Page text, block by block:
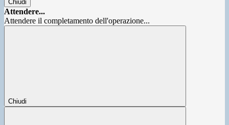
Chiudi
Attendere...
Attendere il completamento dell'operazione...
Chiudi